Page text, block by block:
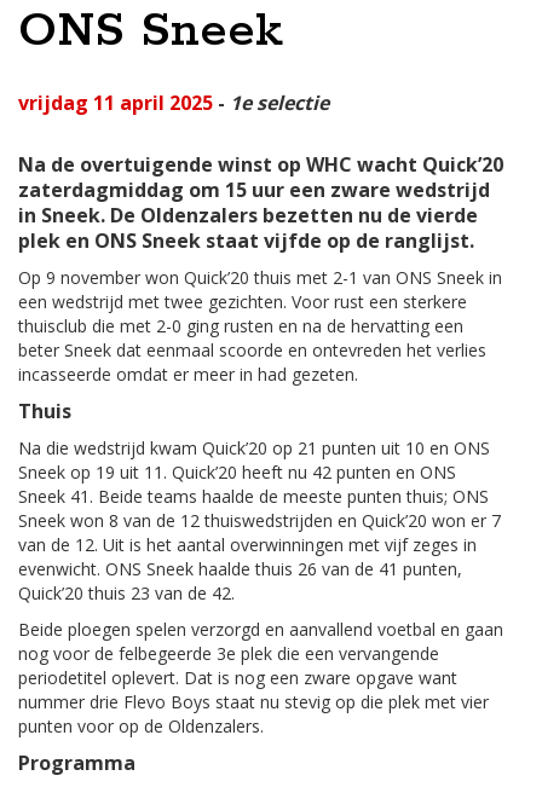
ONS Sneek
vrijdag 11 april 2025 - 1e selectie
Na de overtuigende winst op WHC wacht Quick’20
zaterdagmiddag om 15 uur een zware wedstrijd
in Sneek. De Oldenzalers bezetten nu de vierde
plek en ONS Sneek staat vijfde op de ranglijst.
Op 9 november won Quick’20 thuis met 2-1 van ONS Sneek in
een wedstrijd met twee gezichten. Voor rust een sterkere
thuisclub die met 2-0 ging rusten en na de hervatting een
beter Sneek dat eenmaal scoorde en ontevreden het verlies
incasseerde omdat er meer in had gezeten.
Thuis
Na die wedstrijd kwam Quick’20 op 21 punten uit 10 en ONS
Sneek op 19 uit 11. Quick’20 heeft nu 42 punten en ONS
Sneek 41. Beide teams haalde de meeste punten thuis; ONS
Sneek won 8 van de 12 thuiswedstrijden en Quick’20 won er 7
van de 12. Uit is het aantal overwinningen met vijf zeges in
evenwicht. ONS Sneek haalde thuis 26 van de 41 punten,
Quick’20 thuis 23 van de 42.
Beide ploegen spelen verzorgd en aanvallend voetbal en gaan
nog voor de felbegeerde 3e plek die een vervangende
periodetitel oplevert. Dat is nog een zware opgave want
nummer drie Flevo Boys staat nu stevig op die plek met vier
punten voor op de Oldenzalers.
Programma